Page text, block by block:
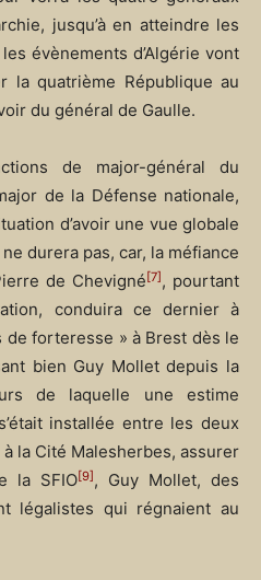
jusqu’à en atteindre les
évènements d’Algérie vont
la quatrième République au
du général de Gaulle.
de major-général du
de la Défense nationale,
d’avoir une vue globale
durera pas, car, la méfiance
de Chevigné[7], pourtant
conduira ce dernier à
de forteresse » à Brest dès le
bien Guy Mollet depuis la
de laquelle une estime
installée entre les deux
la Cité Malesherbes, assurer
la SFIO[9], Guy Mollet, des
légalistes qui régnaient au